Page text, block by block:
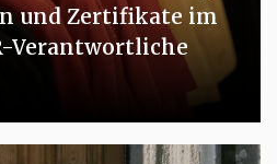
und Zertifikate im
Verantwortliche